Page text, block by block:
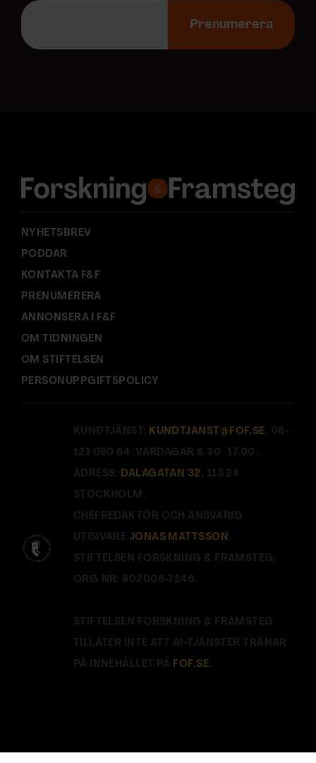
E
p
s
:
Prenumerera
NYHETSBREV
PODDAR
KONTAKTA F&F
PRENUMERERA
ANNONSERA I F&F
OM TIDNINGEN
OM STIFTELSEN
PERSONUPPGIFTSPOLICY
KUNDTJÄNST: KUNDTJANST@FOF.SE , 08-
121 060 64 (VARDAGAR 8.30–17.00).
ADRESS: DALAGATAN 32 , 113 24
STOCKHOLM.
CHEFREDAKTÖR OCH ANSVARIG
UTGIVARE JONAS MATTSSON.
STIFTELSEN FORSKNING & FRAMSTEG.
ORG.NR: 802008-7246.
STIFTELSEN FORSKNING & FRAMSTEG
TILLÅTER INTE ATT AI-TJÄNSTER TRÄNAR
PÅ INNEHÅLLET PÅ FOF.SE.